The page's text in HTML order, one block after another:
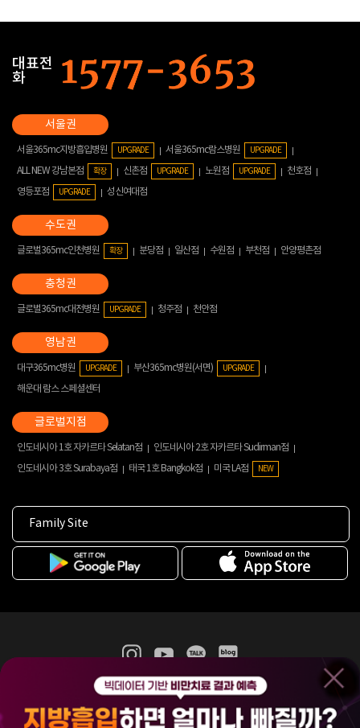
대표전
화
서울365mc지방흡입병원 UPGRADE 서울365mc람스병원 UPGRADE
ALL NEW 강남본점 확장 신촌점 UPGRADE 노원점 UPGRADE
천호점
영등포점
UPGRADE 성신여대점
글로벌365mc인천병원 확장 분당점 일산점 수원점 부천점 안양평촌점
글로벌365mc대전병원 UPGRADE 청주점 천안점
대구365mc병원 UPGRADE 부산365mc병원(서면) UPGRADE
해운대 람스 스페셜센터
인도네시아 1호 자카르타 Selatan점
인도네시아 2호 자카르타 Sudirman점
인도네시아 3호 Surabaya점
태국 1호 Bangkok점 미국 LA점 NEW
Family Site
365mc 병·의원 이용약관
홈페이지 이용약관
비급여진료수가